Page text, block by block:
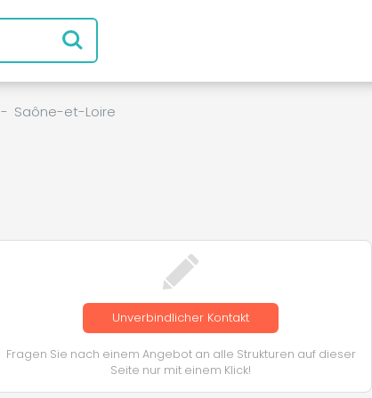
- Saône-et-Loire
Unverbindlicher Kontakt
Fragen Sie nach einem Angebot an alle Strukturen auf dieser
Seite nur mit einem Klick!